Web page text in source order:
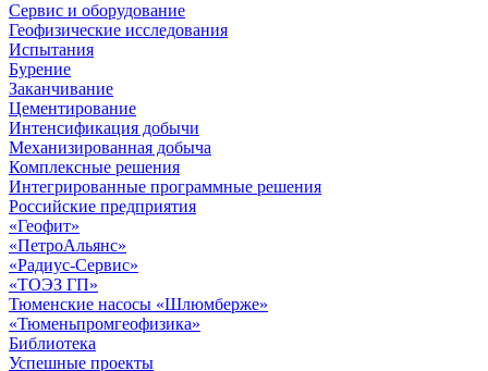
Сервис и оборудование
Геофизические исследования
Испытания
Бурение
Заканчивание
Цементирование
Интенсификация добычи
Механизированная добыча
Комплексные решения
Интегрированные программные решения
Российские предприятия
«Геофит»
«ПетроАльянс»
«Радиус-Сервис»
«ТОЭЗ ГП»
Тюменские насосы «Шлюмберже»
«Тюменьпромгеофизика»
Библиотека
Успешные проекты